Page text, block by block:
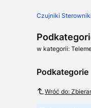
Czujniki Sterowniki
w kategorii:
Podkategorie
Wróć do: